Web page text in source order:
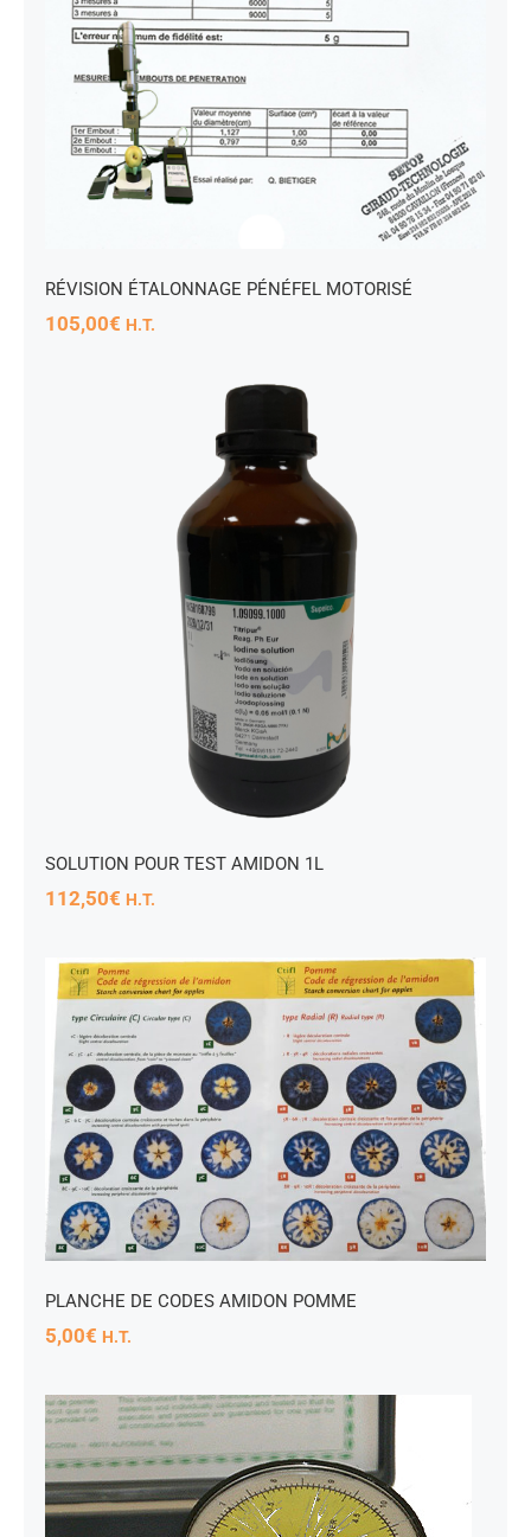
RÉVISION ÉTALONNAGE PÉNÉFEL MOTORISÉ
105,00€ H.T.
SOLUTION POUR TEST AMIDON 1L
112,50€ H.T.
PLANCHE DE CODES AMIDON POMME
5,00€ H.T.